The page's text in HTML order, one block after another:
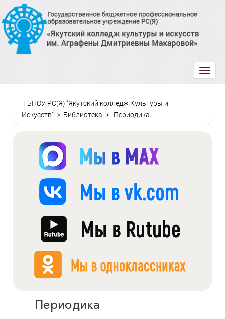
trk
ГБПОУ РС(Я) "Якутский колледж Культуры и
Искусств" > Библиотека > Периодика
Периодика